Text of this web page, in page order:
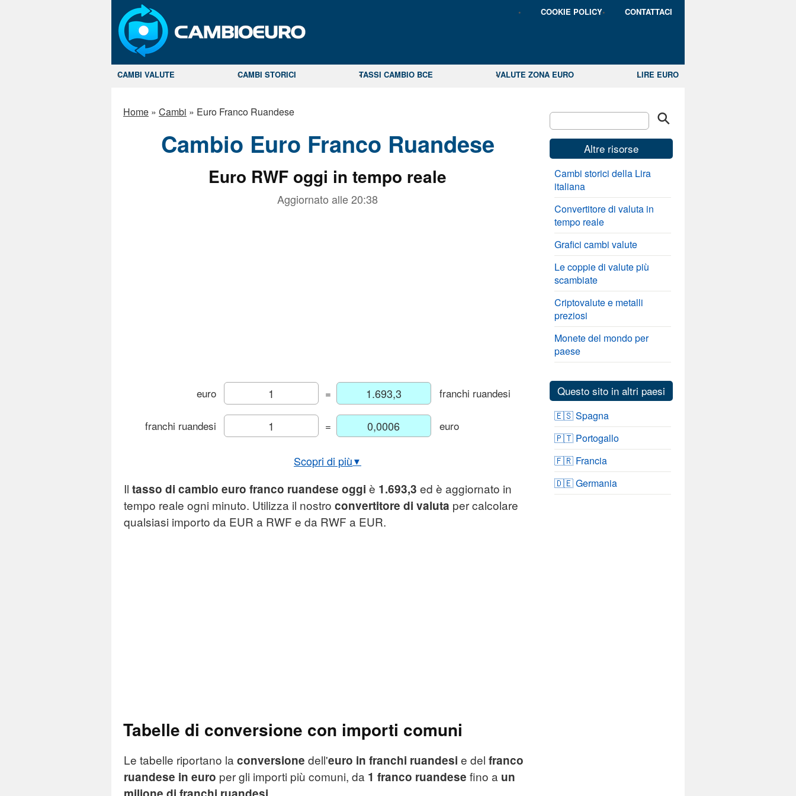
COOKIE POLICY CONTATTACI
CAMBI VALUTE CAMBI STORICI TASSI CAMBIO BCE VALUTE ZONA EURO LIRE EURO
Home » Cambi » Euro Franco Ruandese
Cambio Euro Franco Ruandese
Euro RWF oggi in tempo reale
Aggiornato alle20:38
euro = franchi ruandesi
franchi ruandesi = euro
Scopri di più▼
Cambio USD/RWF in tempo reale
Grafico euro franco ruandese
Il tasso di cambio euro franco ruandese oggi è 1.693,3 ed è aggiornato in
tempo reale ogni minuto. Utilizza il nostro convertitore di valuta per calcolare
qualsiasi importo da EUR a RWF e da RWF a EUR.
Tabelle di conversione con importi comuni
Le tabelle riportano la conversione dell'euro in franchi ruandesi e del franco
ruandese in euro per gli importi più comuni, da 1 franco ruandese fino a un
.
Altre risorse
Cambi storici della Lira
italiana
Convertitore di valuta in
tempo reale
Grafici cambi valute
Le coppie di valute più
scambiate
Criptovalute e metalli
preziosi
Monete del mondo per
paese
Questo sito in altri paesi
🇪🇸 Spagna
🇵🇹 Portogallo
🇫🇷 Francia
🇩🇪 Germania